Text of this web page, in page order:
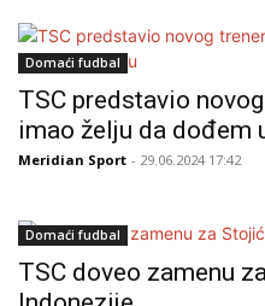
Domaći fudbal
TSC predstavio
imao želju da dođem
Meridian Sport - 29.06.2024 17:42
Domaći fudbal
TSC doveo zamenu